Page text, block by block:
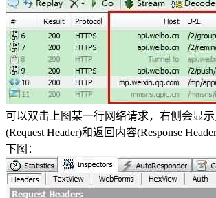
可以双击上图某一行网络请求，右侧会显
(Request Header)和返回内容(Response
下图：